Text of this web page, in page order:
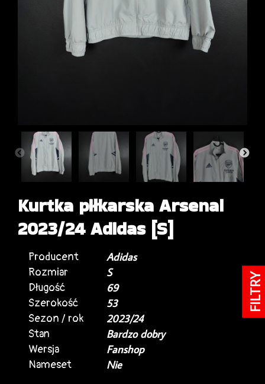
Kurtka piłkarska Arsenal
2023/24 Adidas [S]
Producent
Adidas
Rozmiar
S
Długość
69
Szerokość
53
Sezon / rok
2023/24
Stan
Bardzo dobry
Wersja
Fanshop
Nameset
Nie
FILTRY